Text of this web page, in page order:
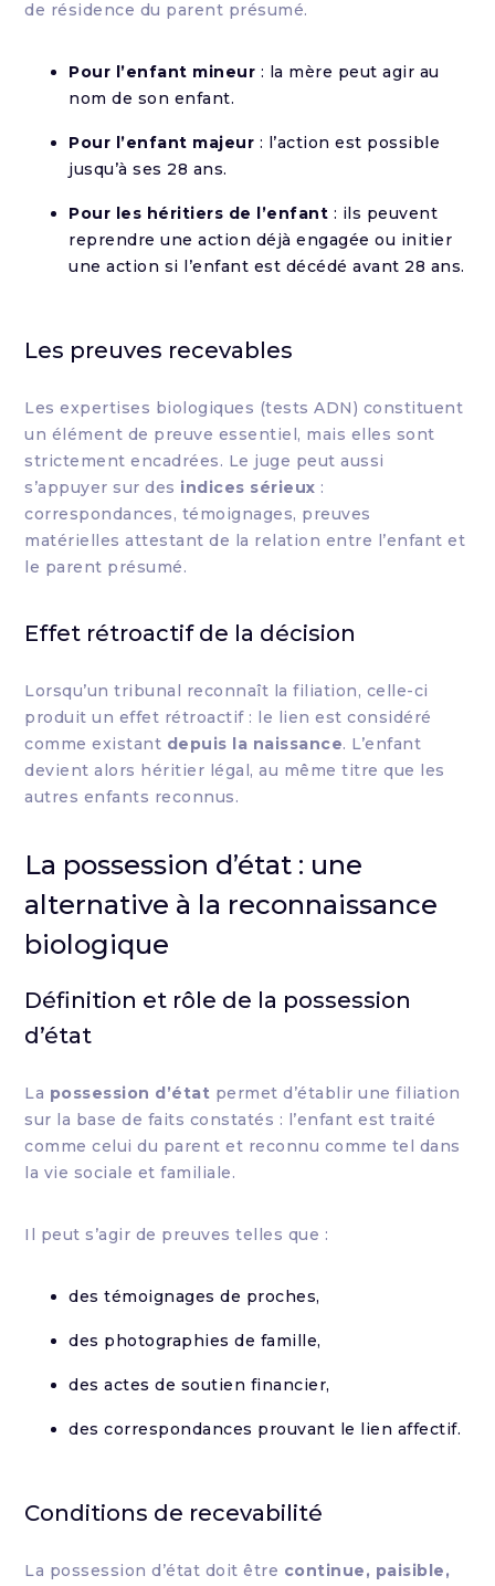
de résidence du parent présumé.
Pour l’enfant mineur : la mère peut agir au
nom de son enfant.
Pour l’enfant majeur : l’action est possible
jusqu’à ses 28 ans.
Pour les héritiers de l’enfant : ils peuvent
reprendre une action déjà engagée ou initier
une action si l’enfant est décédé avant 28 ans.
Les preuves recevables
Les expertises biologiques (tests ADN) constituent
un élément de preuve essentiel, mais elles sont
strictement encadrées. Le juge peut aussi
s’appuyer sur des indices sérieux :
correspondances, témoignages, preuves
matérielles attestant de la relation entre l’enfant et
le parent présumé.
Effet rétroactif de la décision
Lorsqu’un tribunal reconnaît la filiation, celle-ci
produit un effet rétroactif : le lien est considéré
comme existant depuis la naissance. L’enfant
devient alors héritier légal, au même titre que les
autres enfants reconnus.
La possession d’état : une
alternative à la reconnaissance
biologique
Définition et rôle de la possession
d’état
La possession d’état permet d’établir une filiation
sur la base de faits constatés : l’enfant est traité
comme celui du parent et reconnu comme tel dans
la vie sociale et familiale.
Il peut s’agir de preuves telles que :
des témoignages de proches,
des photographies de famille,
des actes de soutien financier,
des correspondances prouvant le lien affectif.
Conditions de recevabilité
La possession d’état doit être continue, paisible,